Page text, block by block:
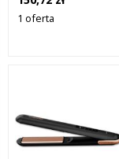
1 oferta